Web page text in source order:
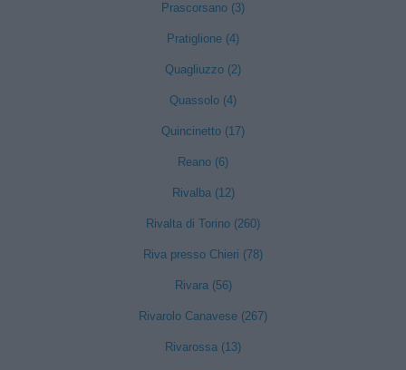
Prascorsano (3)
Pratiglione (4)
Quagliuzzo (2)
Quassolo (4)
Quincinetto (17)
Reano (6)
Rivalba (12)
Rivalta di Torino (260)
Riva presso Chieri (78)
Rivara (56)
Rivarolo Canavese (267)
Rivarossa (13)